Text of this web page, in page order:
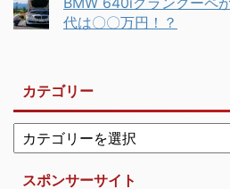
代は〇〇万円！？
カテゴリー
スポンサーサイト